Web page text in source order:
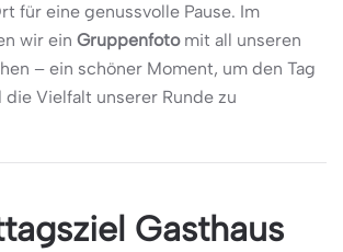
für eine genussvolle Pause. Im
wir ein Gruppenfotomit all unseren
– ein schöner Moment, um den Tag
Vielfalt unserer Runde zu
Gasthaus